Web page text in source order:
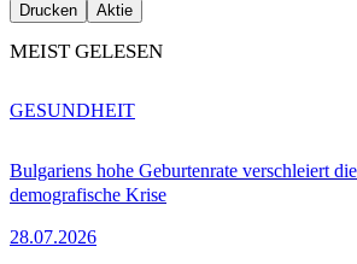
Drucken Aktie
MEIST GELESEN
Bulgariens hohe Geburtenrate verschleiert
demografische Krise
28.07.2026
GESUNDHEIT